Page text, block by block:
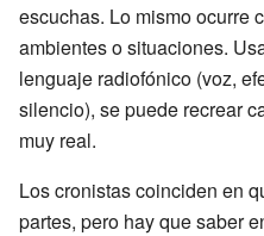
escuchas. Lo mismo ocurre
ambientes o situaciones.
lenguaje radiofónico (voz,
silencio), se puede recrear
muy real.
Los cronistas coinciden en
partes, pero hay que saber